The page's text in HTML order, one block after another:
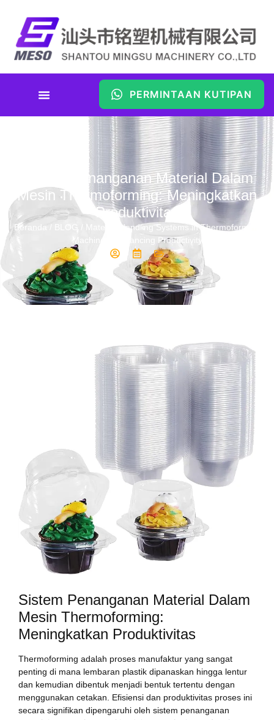
PERMINTAAN KUTIPAN
Sistem Penanganan Material Dalam
Mesin Thermoforming: Meningkatkan
Produktivitas
Beranda
/ Material Handling Systems in Thermoforming
Machines: Enhancing Productivity
Sistem Penanganan Material Dalam
Mesin Thermoforming:
Meningkatkan Produktivitas
Thermoforming adalah proses manufaktur yang sangat
penting di mana lembaran plastik dipanaskan hingga lentur
dan kemudian dibentuk menjadi bentuk tertentu dengan
menggunakan cetakan. Efisiensi dan produktivitas proses ini
secara signifikan dipengaruhi oleh sistem penanganan